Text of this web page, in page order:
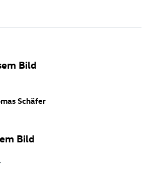
Bild
Schäfer
Bild